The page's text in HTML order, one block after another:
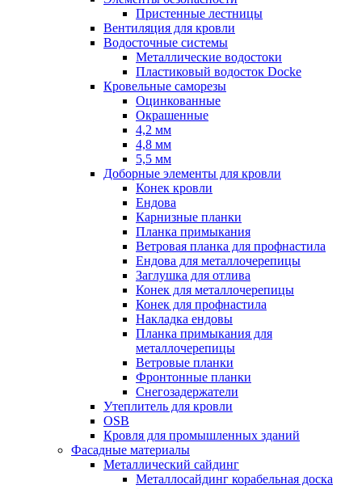
Пристенные лестницы
Вентиляция для кровли
Водосточные системы
Металлические водостоки
Пластиковый водосток Docke
Кровельные саморезы
Оцинкованные
Окрашенные
4,2 мм
4,8 мм
5,5 мм
Доборные элементы для кровли
Конек кровли
Ендова
Карнизные планки
Планка примыкания
Ветровая планка для профнастила
Ендова для металлочерепицы
Заглушка для отлива
Конек для металлочерепицы
Конек для профнастила
Накладка ендовы
Планка примыкания для
металлочерепицы
Ветровые планки
Фронтонные планки
Снегозадержатели
Утеплитель для кровли
OSB
Кровля для промышленных зданий
Фасадные материалы
Металлический сайдинг
Металлосайдинг корабельная доска